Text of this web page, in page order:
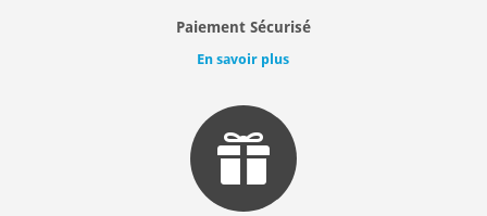
Paiement Sécurisé
En savoir plus
